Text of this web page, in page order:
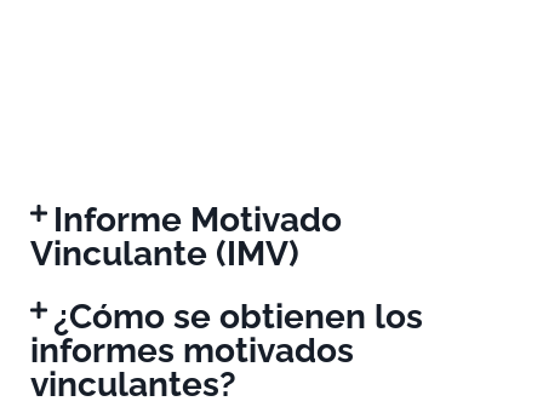
Informe Motivado
Vinculante (IMV)
¿Cómo se obtienen los
informes motivados
vinculantes?